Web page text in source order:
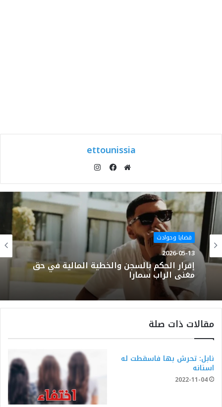
ettounissia
الويب
قضايا وحوادث
2026-05-13
إقرار الحكم بالسجن والخطية المالية في حق
مغني الراب سمارا
مقالات ذات صلة
نابل: تحرش بها فاسقطت له
اسنانه
2022-11-04